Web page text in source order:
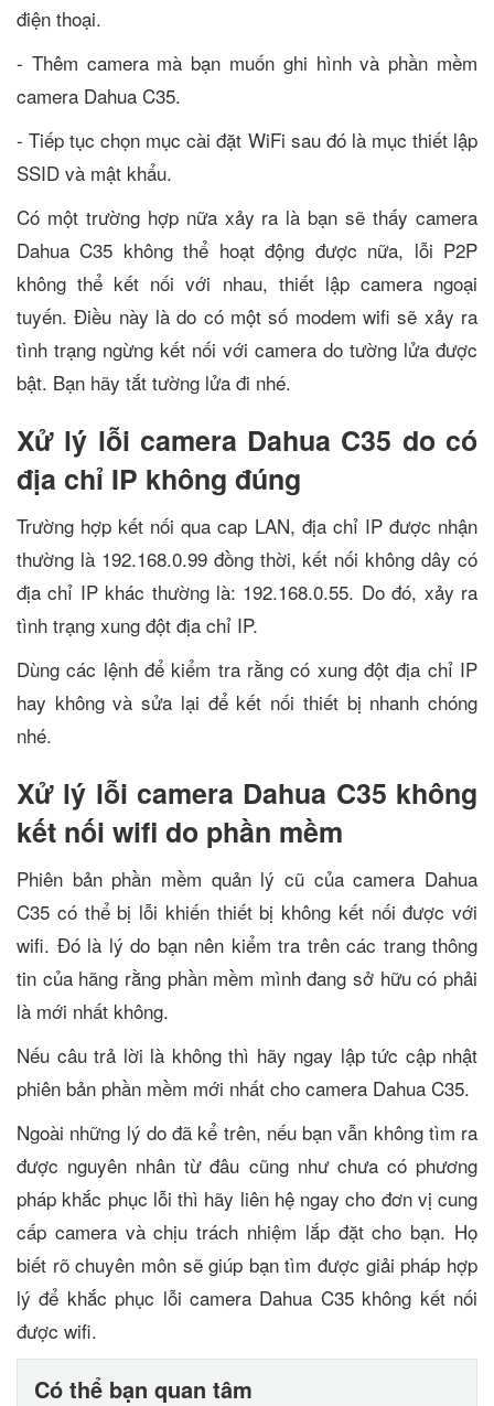
điện thoại.
- Thêm camera mà bạn muốn ghi hình và phần mềm
camera Dahua C35.
- Tiếp tục chọn mục cài đặt WiFi sau đó là mục thiết lập
SSID và mật khẩu.
Có một trường hợp nữa xảy ra là bạn sẽ thấy camera
Dahua C35 không thể hoạt động được nữa, lỗi P2P
không thể kết nối với nhau, thiết lập camera ngoại
tuyến. Điều này là do có một số modem wifi sẽ xảy ra
tình trạng ngừng kết nối với camera do tường lửa được
bật. Bạn hãy tắt tường lửa đi nhé.
Xử lý lỗi camera Dahua C35 do có
địa chỉ IP không đúng
Trường hợp kết nối qua cap LAN, địa chỉ IP được nhận
thường là 192.168.0.99 đồng thời, kết nối không dây có
địa chỉ IP khác thường là: 192.168.0.55. Do đó, xảy ra
tình trạng xung đột địa chỉ IP.
Dùng các lệnh để kiểm tra rằng có xung đột địa chỉ IP
hay không và sửa lại để kết nối thiết bị nhanh chóng
nhé.
Xử lý lỗi camera Dahua C35 không
kết nối wifi do phần mềm
Phiên bản phần mềm quản lý cũ của camera Dahua
C35 có thể bị lỗi khiến thiết bị không kết nối được với
wifi. Đó là lý do bạn nên kiểm tra trên các trang thông
tin của hãng rằng phần mềm mình đang sở hữu có phải
là mới nhất không.
Nếu câu trả lời là không thì hãy ngay lập tức cập nhật
phiên bản phần mềm mới nhất cho camera Dahua C35.
Ngoài những lý do đã kể trên, nếu bạn vẫn không tìm ra
được nguyên nhân từ đâu cũng như chưa có phương
pháp khắc phục lỗi thì hãy liên hệ ngay cho đơn vị cung
cấp camera và chịu trách nhiệm lắp đặt cho bạn. Họ
biết rõ chuyên môn sẽ giúp bạn tìm được giải pháp hợp
lý để khắc phục lỗi camera Dahua C35 không kết nối
được wifi.
Có thể bạn quan tâm